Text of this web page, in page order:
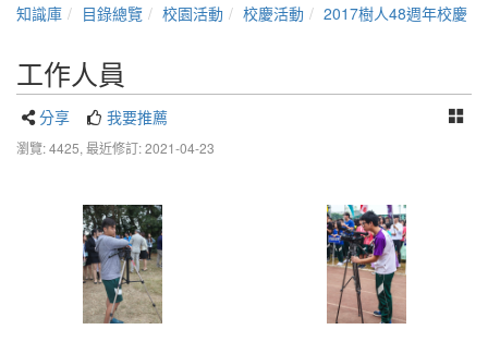
知識庫 目錄總覽 校園活動 校慶活動 2017樹人48週年校慶
工作人員
分享 我要推薦
瀏覽: 4425, 最近修訂: 2021-04-23